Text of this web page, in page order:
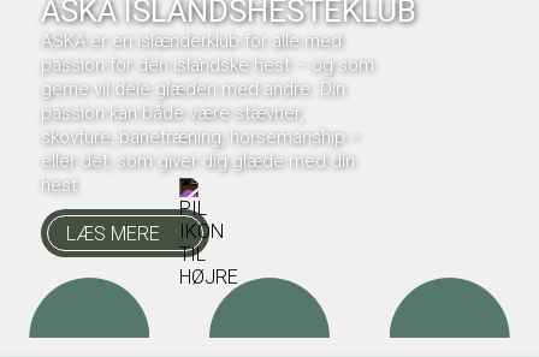
ASKA ISLANDSHESTEKLUB
ASKA er en islænderklub for alle med
passion for den islandske hest – og som
gerne vil dele glæden med andre. Din
passion kan både være stævner,
skovture, banetræning, horsemanship –
eller det, som giver dig glæde med din
hest.
LÆS MERE